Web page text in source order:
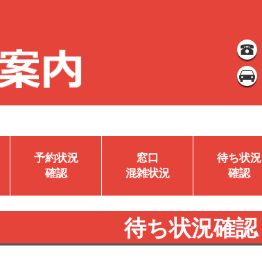
予約状況
確認
窓口
混雑状況
待ち状況
確認
待ち状況確認